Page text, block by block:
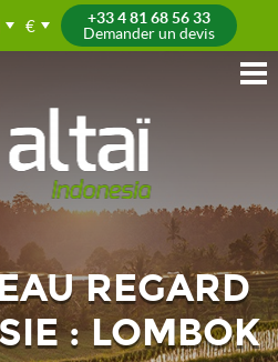
€
+33 4 81 68 56 33
Demander un devis
REGARD
: LOMBOK